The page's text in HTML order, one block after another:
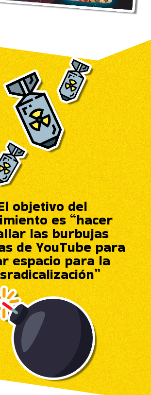
objetivo del
es “hacer
las burbujas
de YouTube para
espacio para la